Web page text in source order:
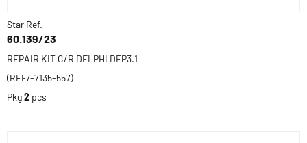
Star Ref.
60.139/23
REPAIR KIT C/R DELPHI DFP3.1
(REF/-7135-557)
Pkg2 pcs